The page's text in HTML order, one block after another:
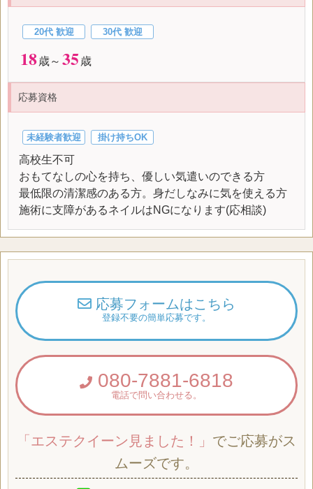
20代 歓迎 30代 歓迎
18歳～ 35 歳
応募資格
未経験者歓迎 掛け持ちOK
高校生不可
おもてなしの心を持ち、優しい気遣いのできる方
最低限の清潔感のある方。身だしなみに気を使える方
施術に支障があるネイルはNGになります(応相談)
応募フォームはこちら
登録不要の簡単応募です。
080-7881-6818
電話で問い合わせる。
「エステクイーン見ました！」 でご応募がス
ムーズです。